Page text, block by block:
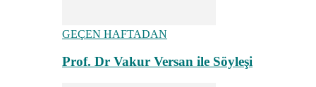
GEÇEN HAFTADAN
Prof. Dr Vakur Versan ile Söyleşi